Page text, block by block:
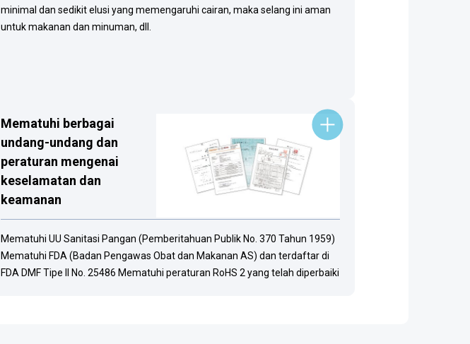
minimal dan sedikit elusi yang memengaruhi cairan, maka selang ini aman
untuk makanan dan minuman, dll.
Mematuhi berbagai
undang-undang dan
peraturan mengenai
keselamatan dan
keamanan
Mematuhi UU Sanitasi Pangan (Pemberitahuan Publik No. 370 Tahun 1959)
Mematuhi FDA (Badan Pengawas Obat dan Makanan AS) dan terdaftar di
FDA DMF Tipe II No. 25486 Mematuhi peraturan RoHS 2 yang telah diperbaiki